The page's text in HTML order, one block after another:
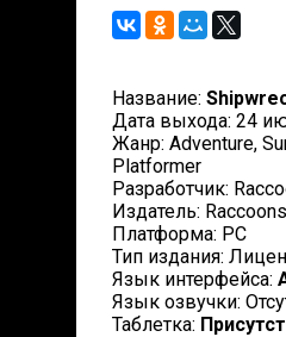
Название:
Дата выхода: 24
Жанр: Adventure,
Platformer
Разработчик:
Издатель:
Платформа: PC
Тип издания:
Язык интерфейса:
Язык озвучки:
Таблетка: